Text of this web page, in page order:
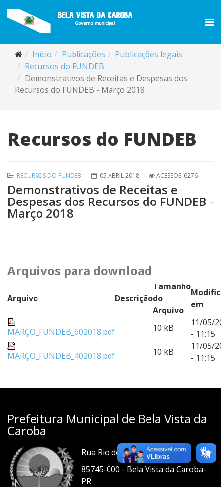
Início Publicações
Publicações legais
Recursos do FUNDEB
Demonstrativos de Receitas e Despesas dos
Recursos do FUNDEB - Março 2018
Recursos do FUNDEB
RECURSOS DO FUNDEB 05 ABRIL 2018 ACESSOS: 6276
Demonstrativos de Receitas e
Despesas dos Recursos do FUNDEB -
Março 2018
Arquivos para download
Arquivo Descrição
Tamanho
do
Arquivo
em
MARÇO_FUNDEB_602018.pdf 10 kB
11/05/
- 11:15
MARÇO_FUNDEB_402018.pdf
10 kB
11/05/
- 11:15
Prefeitura Municipal de Bela Vista da
Caroba
Rua Rio de Janeiro, 1021
85745-000 - Bela Vista da Caroba-
PR